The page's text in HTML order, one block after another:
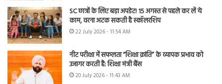
SC छात्रों के लिए बड़ा अपडेट! 15 अगस्त से पहले कर लें ये
काम, वरना अटक सकती है स्कॉलरशिप
22 July 2026 - 11:54 AM
नीट परीक्षा में सफलता “शिक्षा क्रांति” के व्यापक प्रभाव को
उजागर करती है: शिक्षा मंत्री बैंस
20 July 2026 - 11:43 AM